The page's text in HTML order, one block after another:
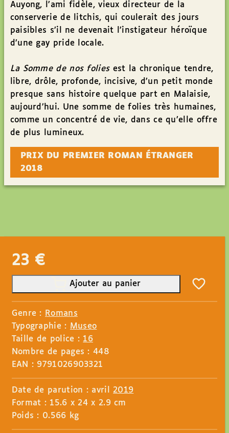
Auyong, l’ami fidèle, vieux directeur de la
conserverie de litchis, qui coulerait des jours
paisibles s’il ne devenait l’instigateur héroïque
d’une gay pride locale.
La Somme de nos foliesest la chronique tendre,
libre, drôle, profonde, incisive, d’un petit monde
presque sans histoire quelque part en Malaisie,
aujourd’hui. Une somme de folies très humaines,
comme un concentré de vie, dans ce qu’elle offre
de plus lumineux.
PRIX DU PREMIER ROMAN ÉTRANGER
2018
23 €
Ajouter au panier
Genre : Romans
Typographie : Museo
Taille de police : 16
Nombre de pages : 448
EAN : 9791026903321
Date de parution : avril 2019
Format : 15.6 x 24 x 2.9 cm
Poids : 0.566 kg